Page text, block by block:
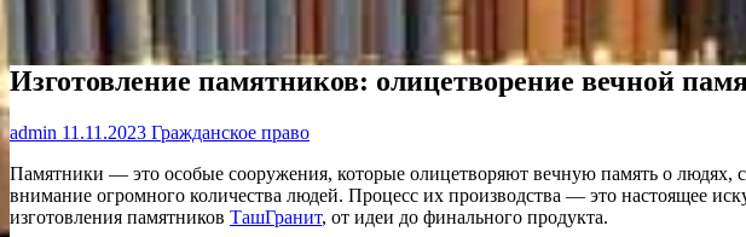
Изготовление памятников: олицетворение вечной
admin 11.11.2023 Гражданское право
Памятники — это особые сооружения, которые олицетворяют вечную память о
внимание огромного количества людей. Процесс их производства — это настоящее
изготовления памятников ТашГранит, от идеи до финального продукта.